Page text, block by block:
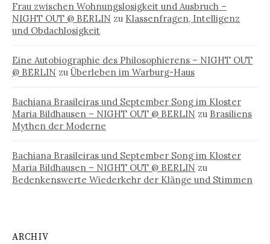
Frau zwischen Wohnungslosigkeit und Ausbruch –
NIGHT OUT @ BERLIN zu Klassenfragen, Intelligenz
und Obdachlosigkeit
Eine Autobiographie des Philosophierens – NIGHT OUT
@ BERLIN zu Überleben im Warburg-Haus
Bachiana Brasileiras und September Song im Kloster
Maria Bildhausen – NIGHT OUT @ BERLIN zu Brasiliens
Mythen der Moderne
Bachiana Brasileiras und September Song im Kloster
Maria Bildhausen – NIGHT OUT @ BERLIN zu
Bedenkenswerte Wiederkehr der Klänge und Stimmen
ARCHIV